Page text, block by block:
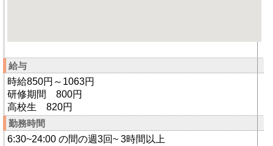
給与
時給850円～1063円
研修期間 800円
高校生 820円
勤務時間
6:30~24:00 の間の週3回~ 3時間以上